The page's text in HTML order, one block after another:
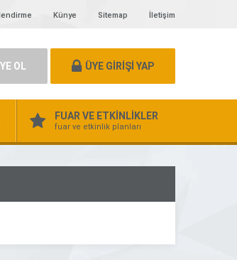
Künye Sitemap İletişim
OL ÜYE GİRİŞİ YAP
FUAR VE ETKİNLİKLER
fuar ve etkinlik planları